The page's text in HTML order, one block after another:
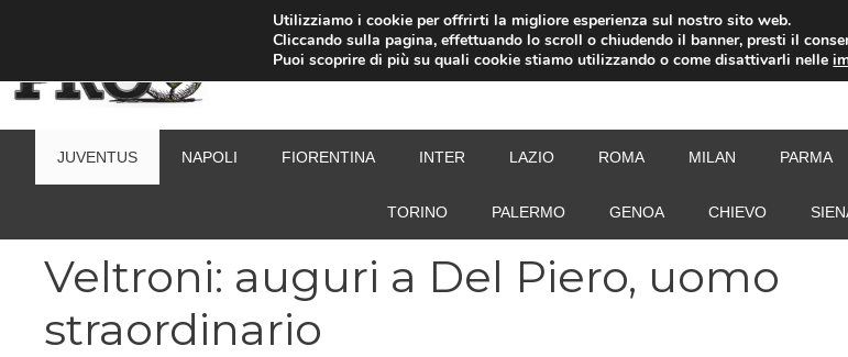
JUVENTUS NAPOLI FIORENTINA INTER LAZIO ROMA MILAN PARMA
TORINO PALERMO GENOA CHIEVO
Veltroni: auguri a Del Piero, uomo
straordinario
Utilizziamo i cookie per offrirti la migliore esperienza sul nostro sito web.
Cliccando sulla pagina, effettuando lo scroll o chiudendo il banner, presti il
Puoi scoprire di più su quali cookie stiamo utilizzando o come disattivarli nelle